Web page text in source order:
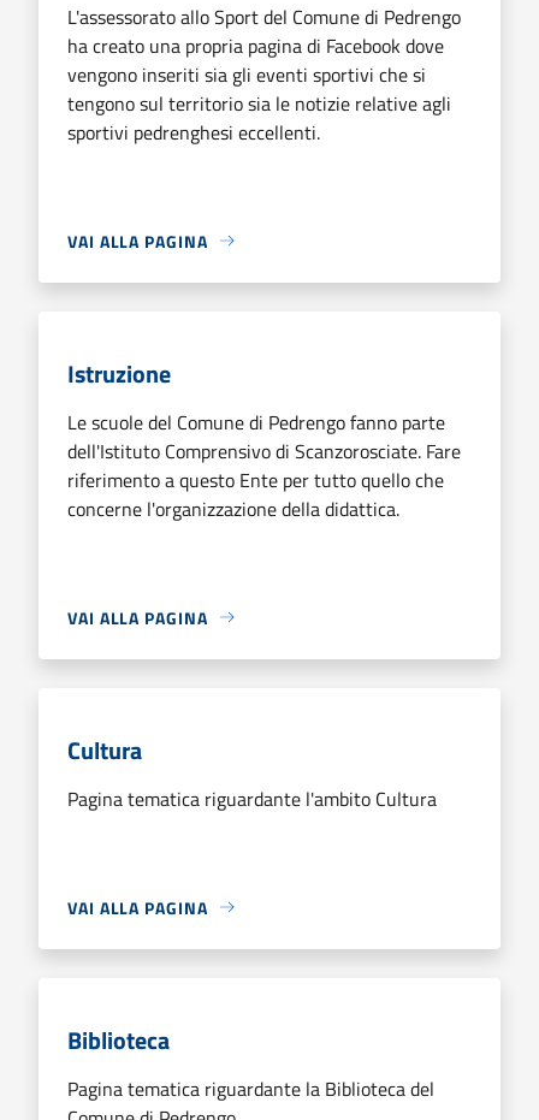
L'assessorato allo Sport del Comune di Pedrengo
ha creato una propria pagina di Facebook dove
vengono inseriti sia gli eventi sportivi che si
tengono sul territorio sia le notizie relative agli
sportivi pedrenghesi eccellenti.
VAI ALLA PAGINA
Istruzione
Le scuole del Comune di Pedrengo fanno parte
dell'Istituto Comprensivo di Scanzorosciate. Fare
riferimento a questo Ente per tutto quello che
concerne l'organizzazione della didattica.
VAI ALLA PAGINA
Cultura
Pagina tematica riguardante l'ambito Cultura
VAI ALLA PAGINA
Biblioteca
Pagina tematica riguardante la Biblioteca del